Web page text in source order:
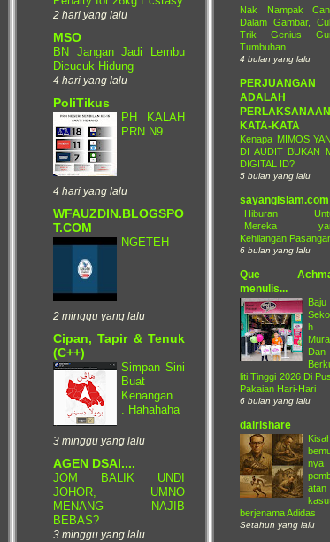
Nak Nampak
Dalam Gambar,
Trik Genius
Tumbuhan
4 bulan yang lalu
PERJUANGAN
ADALAH
PERLAKSANAAN
KATA-KATA
Kenapa MIMOS
DI AUDIT BUKAN
DIGITAL ID?
5 bulan yang lalu
sayangIslam.com
Hiburan
Mereka
Kehilangan
6 bulan yang lalu
Que
menulis...
Baju
h
Dan
liti Tinggi 2026 Di
Pakaian Hari-Hari
6 bulan yang lalu
dairishare
nya
atan
berjenama Adidas
Setahun yang lalu
2 hari yang lalu
MSO
BN Jangan Jadi Lembu
Dicucuk Hidung
4 hari yang lalu
PoliTikus
PH KALAH
PRN N9
4 hari yang lalu
WFAUZDIN.BLOGSPO
T.COM
NGETEH
2 minggu yang lalu
Cipan, Tapir & Tenuk
(C++)
Simpan Sini
Buat
Kenangan...
. Hahahaha
3 minggu yang lalu
AGEN DSAI....
JOM BALIK UNDI
JOHOR, UMNO
MENANG NAJIB
BEBAS?
3 minggu yang lalu